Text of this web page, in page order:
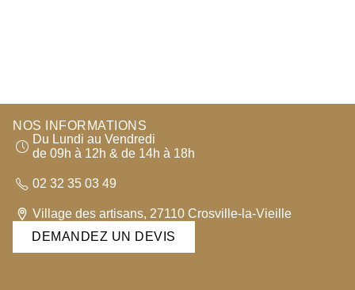
NOS INFORMATIONS
Du Lundi au Vendredi
de 09h à 12h & de 14h à 18h
02 32 35 03 49
Village des artisans, 27110 Crosville-la-Vieille
DEMANDEZ UN DEVIS